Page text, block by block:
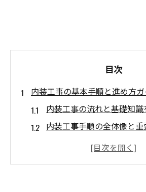
目次
内装工事の基本手順と進め方ガ
内装工事の流れと基礎知識
内装工事手順の全体像と
内装工事を始める前の準備